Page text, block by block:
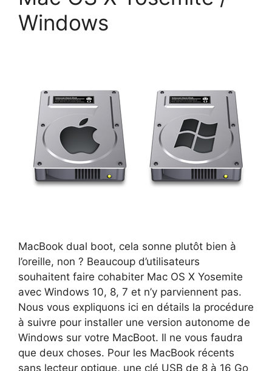
Windows
MacBook dual boot, cela sonne plutôt bien à
l’oreille, non ? Beaucoup d’utilisateurs
souhaitent faire cohabiter Mac OS X Yosemite
avec Windows 10, 8, 7 et n’y parviennent pas.
Nous vous expliquons ici en détails la procédure
à suivre pour installer une version autonome de
Windows sur votre MacBoot. Il ne vous faudra
que deux choses. Pour les MacBook récents
sans lecteur optique, une clé USB de 8 à 16 Go